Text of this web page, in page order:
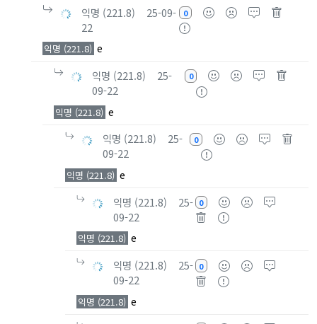
익명 (221.8)
25-09-
22
0
익명 (221.8) e
익명 (221.8)
25-
09-22
0
익명 (221.8) e
익명 (221.8)
25-
09-22
0
익명 (221.8) e
익명 (221.8)
25-
09-22
0
익명 (221.8) e
익명 (221.8)
25-
09-22
0
익명 (221.8) e